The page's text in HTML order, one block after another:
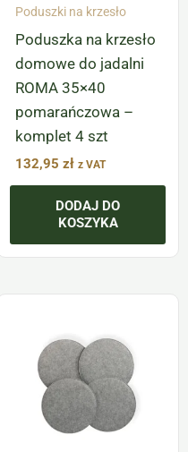
Poduszki na krzesło
Poduszka na krzesło
domowe do jadalni
ROMA 35×40
pomarańczowa –
komplet 4 szt
132,95 zł z VAT
DODAJ DO
KOSZYKA